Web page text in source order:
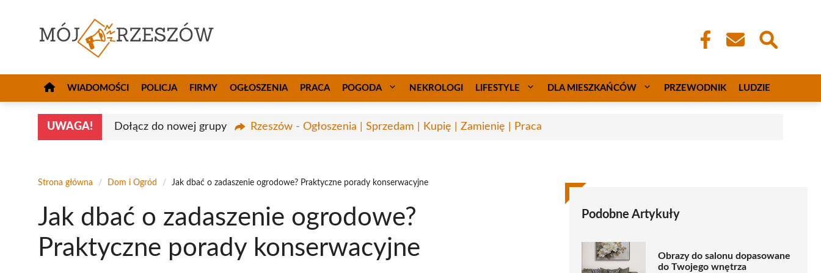
WIADOMOŚCI POLICJA FIRMY OGŁOSZENIA PRACA POGODA NEKROLOGI LIFESTYLE DLA MIESZKAŃCÓW PRZEWODNIK LUDZIE
UWAGA! Dołącz do nowej grupy Rzeszów - Ogłoszenia | Sprzedam | Kupię | Zamienię | Praca
Strona główna / Dom i Ogród / Jak dbać o zadaszenie ogrodowe? Praktyczne porady konserwacyjne
Jak dbać o zadaszenie ogrodowe?
Praktyczne porady konserwacyjne
Podobne Artykuły
Obrazy do salonu dopasowane
do Twojego wnętrza